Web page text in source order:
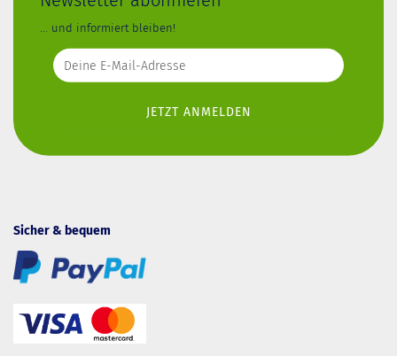
... und informiert bleiben!
Sicher & bequem